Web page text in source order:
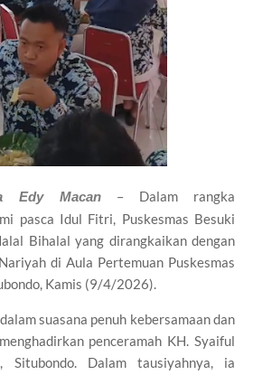
Edy Macan – Dalam rangka
pasca Idul Fitri, Puskesmas Besuki
Bihalal yang dirangkaikan dengan
di Aula Pertemuan Puskesmas
Kamis (9/4/2026).
suasana penuh kebersamaan dan
penceramah KH. Syaiful
Situbondo. Dalam tausiyahnya, ia